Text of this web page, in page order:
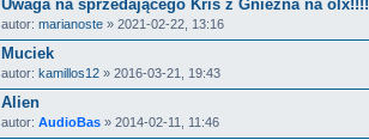
Uwaga na sprzedającego Kris z Gniezna na olx!!!!
autor: marianoste » 2021-02-22, 13:16
Muciek
autor: kamillos12 » 2016-03-21, 19:43
Alien
autor: AudioBas » 2014-02-11, 11:46